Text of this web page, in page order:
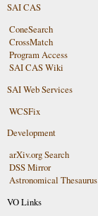
SAI CAS
ConeSearch
CrossMatch
Program Access
SAI CAS Wiki
SAI Web Services
WCSFix
Development
arXiv.org Search
DSS Mirror
Astronomical Thesaurus
VO Links